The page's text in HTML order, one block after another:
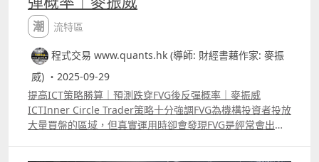
潮流特區
程式交易 www.quants.hk (導師: 財經書藉作家: 麥振
威) ・2025-09-29
提高ICT策略勝算｜預測跌穿FVG後反彈概率｜麥振威
ICTInner Circle Trader策略十分強調FVG為機構投資者投放
大量買盤的區域，但真實運用時卻會發現FVG是經常會出現